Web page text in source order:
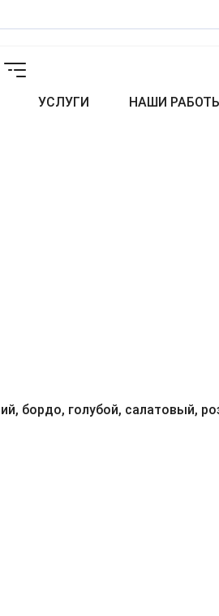
УСЛУГИ НАШИ
бордо, голубой, салатовый,